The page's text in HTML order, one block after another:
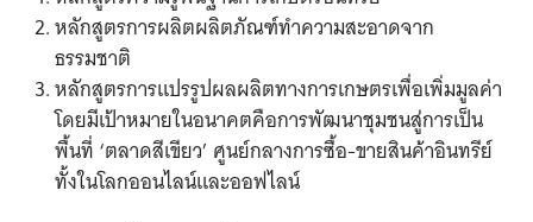
หลักสูตรการผลิตผลิตภัณฑ์ทำความสะอาดจาก
ธรรมชาติ
หลักสูตรการแปรรูปผลผลิตทางการเกษตรเพื่อเพิ่มมูลค่า
โดยมีเป้าหมายในอนาคตคือการพัฒนาชุมชนสู่การเป็น
พื้นที่ ‘ตลาดสีเขียว’ ศูนย์กลางการซื้อ-ขายสินค้าอินทรีย์
ทั้งในโลกออนไลน์และออฟไลน์